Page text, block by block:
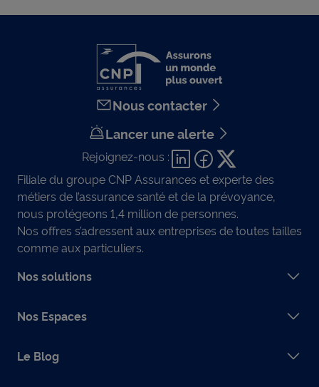
Nous contacter
Lancer une alerte
Rejoignez-nous :
Filiale du groupe CNP Assurances et experte des
métiers de l’assurance santé et de la prévoyance,
nous protégeons 1,4 million de personnes.
Nos offres s’adressent aux entreprises de toutes tailles
comme aux particuliers.
Nos solutions
Nos Espaces
Le Blog